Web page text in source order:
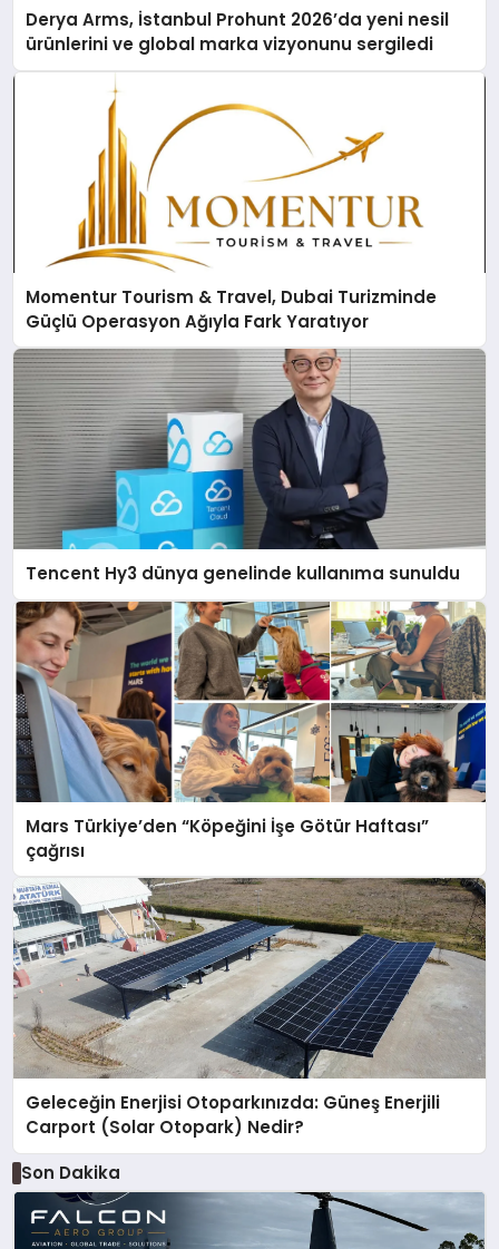
Derya Arms, İstanbul Prohunt 2026’da yeni nesil
ürünlerini ve global marka vizyonunu sergiledi
Momentur Tourism & Travel, Dubai Turizminde
Güçlü Operasyon Ağıyla Fark Yaratıyor
Tencent Hy3 dünya genelinde kullanıma sunuldu
Mars Türkiye’den “Köpeğini İşe Götür Haftası”
çağrısı
Geleceğin Enerjisi Otoparkınızda: Güneş Enerjili
Carport (Solar Otopark) Nedir?
Son Dakika